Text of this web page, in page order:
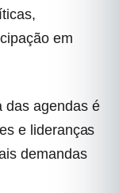
em
das agendas é
e lideranças
demandas